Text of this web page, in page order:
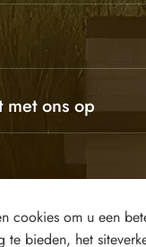
met ons op
cookies om u een
te bieden, het